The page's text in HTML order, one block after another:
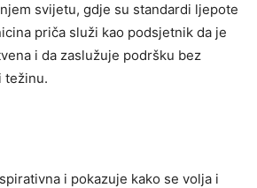
svijetu, gdje su standardi ljepote
priča služi kao podsjetnik da je
i da zaslužuje podršku bez
težinu.
i pokazuje kako se volja i